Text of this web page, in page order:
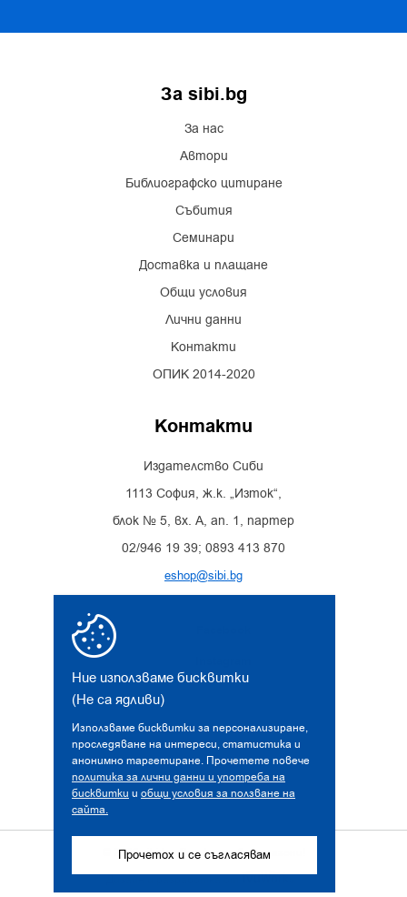
Ние използваме бисквитки
(Не са ядливи)
Използваме бисквитки за персонализиране,
проследяване на интереси, статистика и
анонимно таргетиране. Прочетете повече
политика за лични данни и употреба на
бисквитки и общи условия за ползване на
сайта.
Прочетох и се съгласявам
За sibi.bg
За нас
Автори
Библиографско цитиране
Събития
Семинари
Доставка и плащане
Общи условия
Лични данни
Контакти
ОПИК 2014-2020
Контакти
Издателство Сиби
1113 София, ж.к. „Изток“,
блок № 5, вх. А, ап. 1, партер
02/946 19 39; 0893 413 870
eshop@sibi.bg
© 2026 sibi.bg. Всички права запазени!